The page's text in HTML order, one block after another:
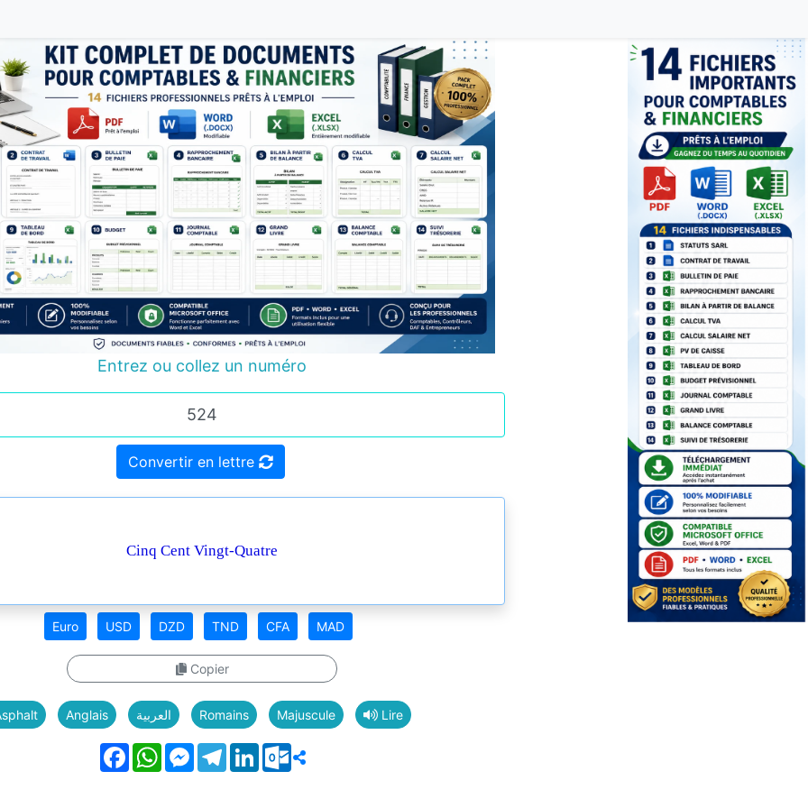
Entrez ou collez un numéro
Convertir en lettre
Cinq Cent Vingt-Quatre
Euro USD DZD TND CFA MAD
Copier
Anglais العربية Romains Majuscule Lire
FacebookWhatsAppMessenger
Telegram
LinkedInOutlook.com